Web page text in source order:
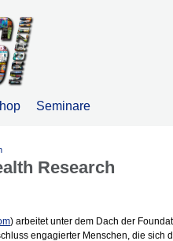
Seminare
Research
) arbeitet unter dem Dach der
engagierter Menschen, die sich